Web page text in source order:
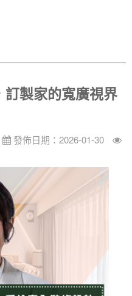
製家的寬廣視界
發佈日期：2026-01-30